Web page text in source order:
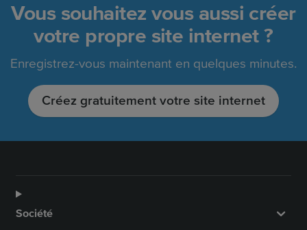
Vous souhaitez vous aussi créer
votre propre site internet ?
Enregistrez-vous maintenant en quelques minutes.
Créez gratuitement votre site internet
Société